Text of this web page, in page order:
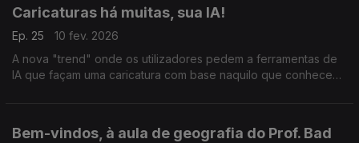
Caricaturas há muitas, sua IA!
Ep. 25
10 fev. 2026
A nova "trend" onde os utilizadores pedem a ferramentas de
IA que façam uma caricatura com base naquilo que conhecem
Bem-vindos, à aula de geografia do Prof. Bad